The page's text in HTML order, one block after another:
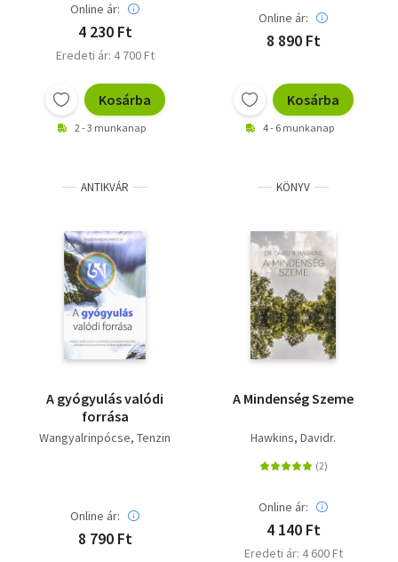
Online ár:
4 230 Ft
Eredeti ár: 4 700 Ft
Kosárba
2 - 3 munkanap
Online ár:
8 890 Ft
Kosárba
4 - 6 munkanap
ANTIKVÁR
A gyógyulás valódi
forrása
Wangyalrinpócse, Tenzin
Online ár:
8 790 Ft
KÖNYV
A Mindenség Szeme
Hawkins, Davidr.
Online ár:
4 140 Ft
Eredeti ár: 4 600 Ft